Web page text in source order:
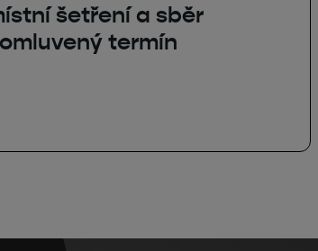
šetření a sběr
termín